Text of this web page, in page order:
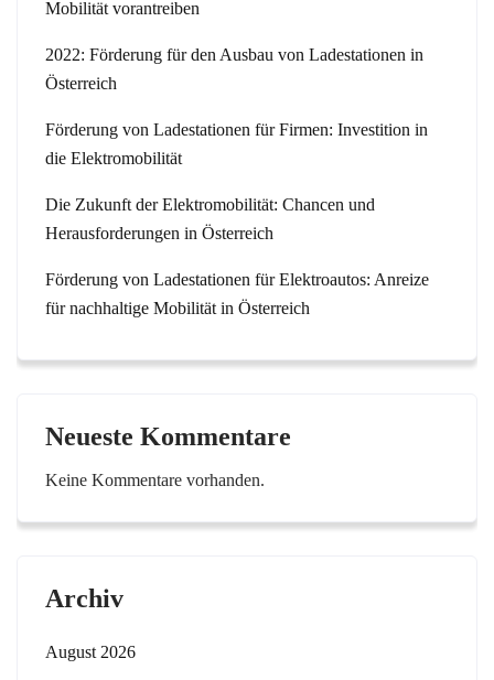
Mobilität vorantreiben
2022: Förderung für den Ausbau von Ladestationen in
Österreich
Förderung von Ladestationen für Firmen: Investition in
die Elektromobilität
Die Zukunft der Elektromobilität: Chancen und
Herausforderungen in Österreich
Förderung von Ladestationen für Elektroautos: Anreize
für nachhaltige Mobilität in Österreich
Neueste Kommentare
Keine Kommentare vorhanden.
Archiv
August 2026